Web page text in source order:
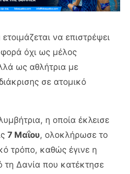
ετοιμάζεται να επιστρέψει
όχι ως μέλος
ως αθλήτρια με
σε ατομικό
η οποία έκλεισε
7 Μαΐου, ολοκλήρωσε το
τρόπο, καθώς έγινε η
τη Δανία που κατέκτησε